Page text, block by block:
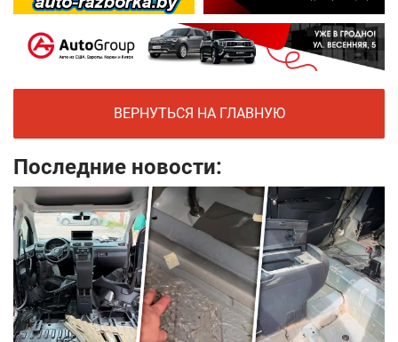
ВЕРНУТЬСЯ НА ГЛАВНУЮ
Последние новости: